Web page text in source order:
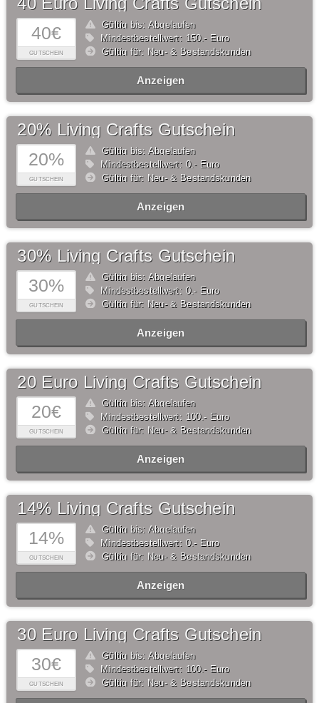
40€
GUTSCHEIN
Gültig bis: Abgelaufen
Mindestbestellwert: 150,- Euro
Gültig für: Neu- & Bestandskunden
Anzeigen
20%
GUTSCHEIN
20% Living Crafts Gutschein
Gültig bis: Abgelaufen
Mindestbestellwert: 0,- Euro
Gültig für: Neu- & Bestandskunden
Anzeigen
30%
GUTSCHEIN
30% Living Crafts Gutschein
Gültig bis: Abgelaufen
Mindestbestellwert: 0,- Euro
Gültig für: Neu- & Bestandskunden
Anzeigen
20€
GUTSCHEIN
20 Euro Living Crafts Gutschein
Gültig bis: Abgelaufen
Mindestbestellwert: 100,- Euro
Gültig für: Neu- & Bestandskunden
Anzeigen
14%
GUTSCHEIN
14% Living Crafts Gutschein
Gültig bis: Abgelaufen
Mindestbestellwert: 0,- Euro
Gültig für: Neu- & Bestandskunden
Anzeigen
30€
GUTSCHEIN
30 Euro Living Crafts Gutschein
Gültig bis: Abgelaufen
Mindestbestellwert: 100,- Euro
Gültig für: Neu- & Bestandskunden